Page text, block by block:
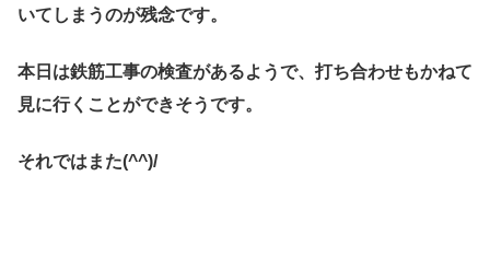
いてしまうのが残念です。
本日は鉄筋工事の検査があるようで、打ち合わせもかねて
見に行くことができそうです。
それではまた(^^)/